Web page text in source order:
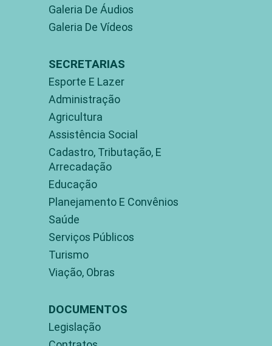
Galeria De Áudios
Galeria De Vídeos
SECRETARIAS
Esporte E Lazer
Administração
Agricultura
Assistência Social
Cadastro, Tributação, E
Arrecadação
Educação
Planejamento E Convênios
Saúde
Serviços Públicos
Turismo
Viação, Obras
DOCUMENTOS
Legislação